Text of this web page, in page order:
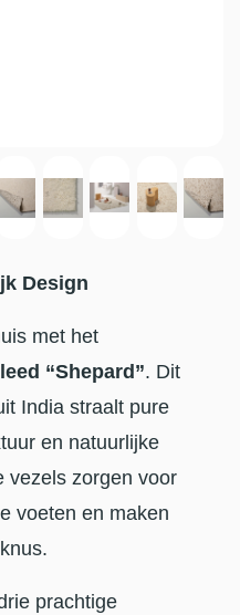
Design
met het
“Shepard”. Dit
India straalt pure
en natuurlijke
vezels zorgen voor
voeten en maken
prachtige